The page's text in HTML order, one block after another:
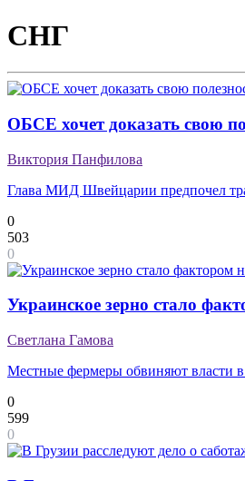
СНГ
ОБСЕ хочет доказать свою
Виктория Панфилова
Глава МИД Швейцарии предпочел
0
503
0
Украинское зерно стало
Светлана Гамова
Местные фермеры обвиняют власти
0
599
0